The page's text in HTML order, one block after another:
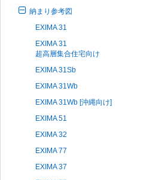
納まり参考図
EXIMA 31
EXIMA 31
超高層集合住宅向け
EXIMA 31Sb
EXIMA 31Wb
EXIMA 31Wb [沖縄向け]
EXIMA 51
EXIMA 32
EXIMA 77
EXIMA 37